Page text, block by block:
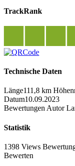
TrackRank
Technische Daten
Länge111,8 km
Datum10.09.2023
Bewertungen Autor
Statistik
1398 Views
Bewerten